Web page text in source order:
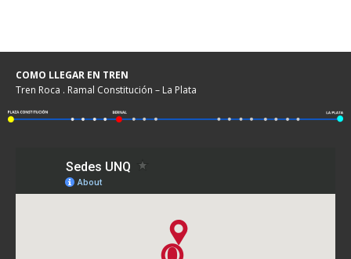
COMO LLEGAR EN TREN
Tren Roca . Ramal Constitución – La Plata